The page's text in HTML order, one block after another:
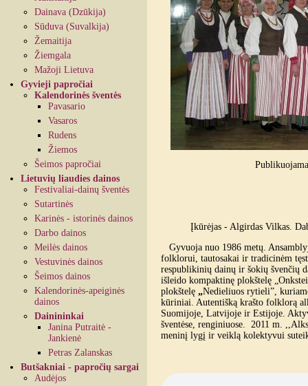
Dainava (Dzūkija)
Sūduva (Suvalkija)
Žemaitija
Žiemgala
Mažoji Lietuva
Gyvieji papročiai
Kalendorinės šventės
Pavasario
Vasaros
Rudens
Žiemos
Šeimos papročiai
Lietuvių liaudies dainos
Festivaliai-dainų šventės
Sutartinės
Karinės - istorinės dainos
Darbo dainos
Meilės dainos
Vestuvinės dainos
Šeimos dainos
Kalendorinės-apeiginės
dainos
Dainininkai
Janina Putraitė -
Jankienė
Petras Zalanskas
Butšakniai - papročių sargai
Audėjos
Įkūrėjas - Algirdas Vilkas.
Gyvuoja nuo 1986 metų.
folklorui, tautosakai ir tradicinėm
respublikinių dainų ir šokių švenčių
išleido kompaktinę plokštelę
plokštelę „Nedieliuos rytieli”,
kūriniai. Autentišką krašto folklorą
Suomijoje, Latvijoje ir Estijoje.
šventėse, renginiuose. 2011 m.
meninį lygį ir veiklą kolektyvui